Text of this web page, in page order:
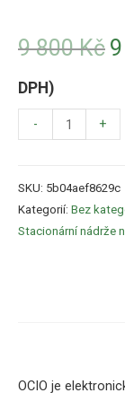
9 800Kč
DPH)
- +
SKU: 5b04aef8629c
Kategorií: Bez
Stacionární nádrže
OCIO je